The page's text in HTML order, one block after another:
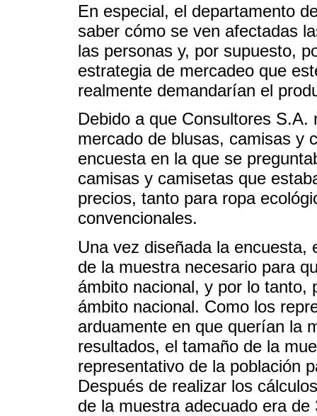
En especial, el departamento
saber cómo se ven afectadas
las personas y, por supuesto,
estrategia de mercadeo que
realmente demandarían el
Debido a que Consultores
mercado de blusas, camisas y
encuesta en la que se
camisas y camisetas que
precios, tanto para ropa
convencionales.
Una vez diseñada la encuesta,
de la muestra necesario para
ámbito nacional, y por lo tanto,
ámbito nacional. Como los
arduamente en que querían la
resultados, el tamaño de la
representativo de la población
Después de realizar los
de la muestra adecuado era de